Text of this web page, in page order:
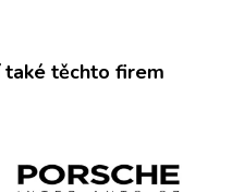
také těchto firem